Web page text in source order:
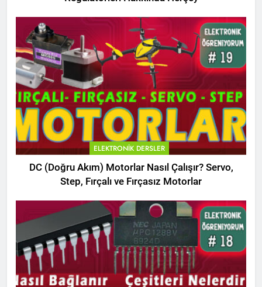
ELEKTRONIK DERSLER
DC (Doğru Akım) Motorlar Nasıl Çalışır? Servo,
Step, Fırçalı ve Fırçasız Motorlar